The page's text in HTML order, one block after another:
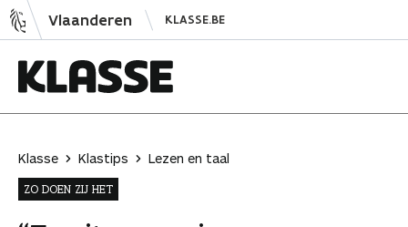
N
a
Vlaanderen KLASSE.BE
a
s
s
e
Klasse Klastips
Lezen en taal
ZO DOEN ZIJ HET